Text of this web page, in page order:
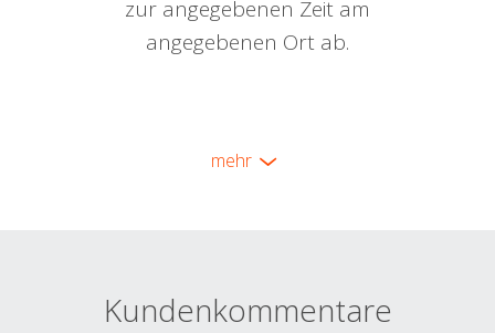
zur angegebenen Zeit am
angegebenen Ort ab.
mehr
Kundenkommentare